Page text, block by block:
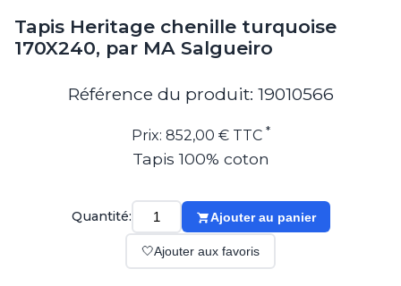
Eclairage tableau
Lampadaire
Lampe de table
Tapis Heritage chenille turquoise
170X240, par MA Salgueiro
Référence du produit: 19010566
Prix: 852,00 € TTC *
Tapis 100% coton
Quantité: Ajouter au panier
🤍Ajouter aux favoris